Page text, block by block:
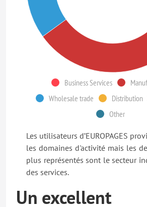
Business Services
Wholesale trade
Distribution
Other
Les utilisateurs d’EUROPAGES
les domaines d'activité mais les
plus représentés sont le secteur
des services.
Un excellent